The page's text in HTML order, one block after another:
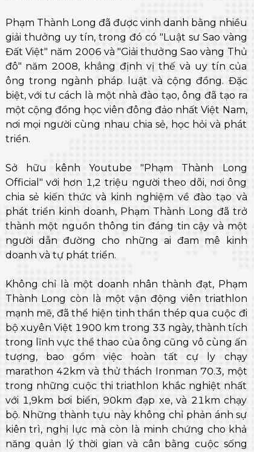
Phạm Thành Long đã được vinh danh bằng nhiều
giải thưởng uy tín, trong đó có "Luật sư Sao vàng
Đất Việt" năm 2006 và "Giải thưởng Sao vàng Thủ
đô" năm 2008, khẳng định vị thế và uy tín của
ông trong ngành pháp luật và cộng đồng. Đặc
biệt, với tư cách là một nhà đào tạo, ông đã tạo ra
một cộng đồng học viên đông đảo nhất Việt Nam,
nơi mọi người cùng nhau chia sẻ, học hỏi và phát
triển.
Sở hữu kênh Youtube "Phạm Thành Long
Official" với hơn 1,2 triệu người theo dõi, nơi ông
chia sẻ kiến thức và kinh nghiệm về đào tạo và
phát triển kinh doanh, Phạm Thành Long đã trở
thành một nguồn thông tin đáng tin cậy và một
người dẫn đường cho những ai đam mê kinh
doanh và tự phát triển.
Không chỉ là một doanh nhân thành đạt, Phạm
Thành Long còn là một vận động viên triathlon
mạnh mẽ, đã thể hiện tinh thần thép qua cuộc đi
bộ xuyên Việt 1900 km trong 33 ngày, thành tích
trong lĩnh vực thể thao của ông cũng vô cùng ấn
tượng, bao gồm việc hoàn tất cự ly chạy
marathon 42km và thử thách Ironman 70.3, một
trong những cuộc thi triathlon khắc nghiệt nhất
với 1,9km bơi biển, 90km đạp xe, và 21km chạy
bộ. Những thành tựu này không chỉ phản ánh sự
kiên trì, nghị lực mà còn là minh chứng cho khả
năng quản lý thời gian và cân bằng cuộc sống